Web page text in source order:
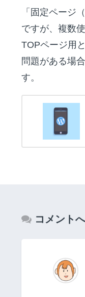
「固定ページ
ですが、複数
TOPページ用
問題がある場
す。
コメント